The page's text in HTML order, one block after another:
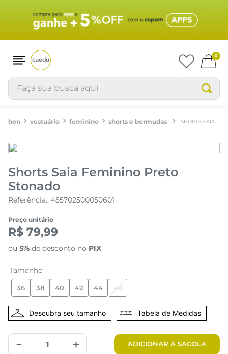
0
Faça sua busca aqui
vestuário feminino shorts e bermudas
Shorts Saia Feminino Preto
Stonado
Referência.: 455702500050601
Preço unitário
R$ 79,99
ou 5% de desconto no PIX
Tamanho
36 38 40 42 44 46
Tabela de Medidas
＋
－ ADICIONAR A SACOLA